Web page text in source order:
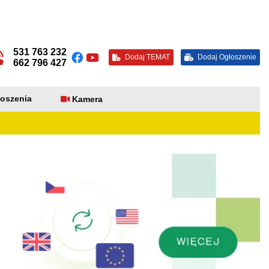
531 763 232
662 796 427
Dodaj TEMAT Dodaj Ogłoszenie
Kamera